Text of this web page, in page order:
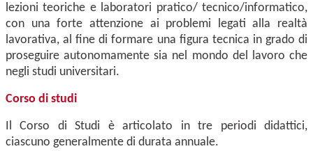
lezioni teoriche e laboratori pratico/ tecnico/informatico,
con una forte attenzione ai problemi legati alla realtà
lavorativa, al fine di formare una figura tecnica in grado di
proseguire autonomamente sia nel mondo del lavoro che
negli studi universitari.
Corso di studi
Il Corso di Studi è articolato in tre periodi didattici,
ciascuno generalmente di durata annuale.